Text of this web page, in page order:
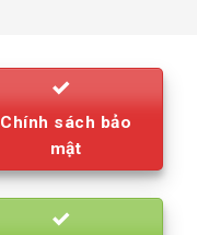
Chính sách bảo
mật